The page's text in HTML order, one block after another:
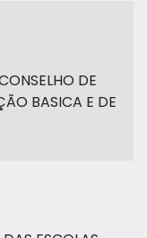
DE
BASICA E DE